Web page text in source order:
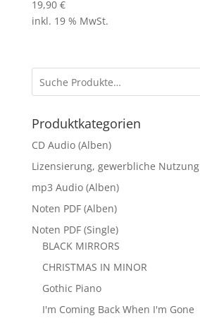
19,90 €
inkl. 19 % MwSt.
Produktkategorien
CD Audio (Alben)
Lizensierung, gewerbliche Nutzung
mp3 Audio (Alben)
Noten PDF (Alben)
Noten PDF (Single)
BLACK MIRRORS
CHRISTMAS IN MINOR
Gothic Piano
I'm Coming Back When I'm Gone